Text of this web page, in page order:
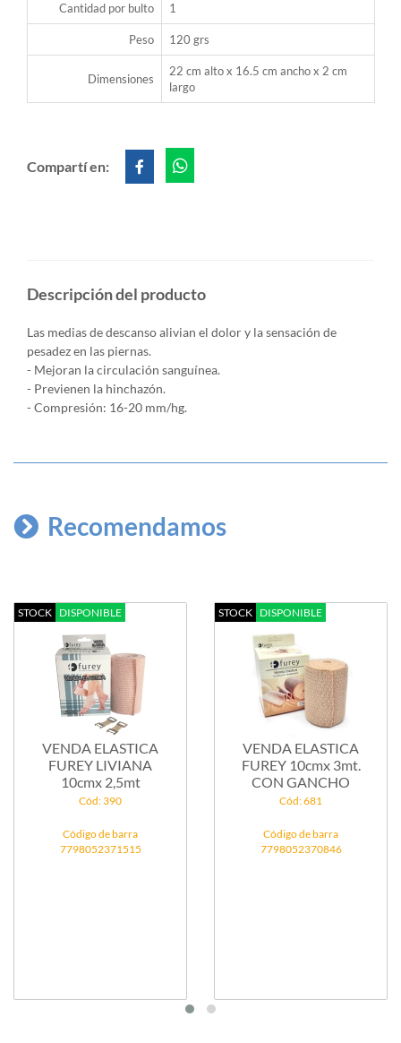
Cantidad por bulto 1
Peso 120 grs
Dimensiones
22 cm alto x 16.5 cm ancho x 2 cm
largo
Compartí en:
Descripción del producto
Las medias de descanso alivian el dolor y la sensación de
pesadez en las piernas.
- Mejoran la circulación sanguínea.
- Previenen la hinchazón.
- Compresión: 16-20 mm/hg.
Recomendamos
STOCK DISPONIBLE
VENDA ELASTICA
FUREY LIVIANA
10cmx 2,5mt
Cód: 390
Código de barra
7798052371515
STOCK DISPONIBLE
VENDA ELASTICA
FUREY 10cmx 3mt.
CON GANCHO
Cód: 681
Código de barra
7798052370846